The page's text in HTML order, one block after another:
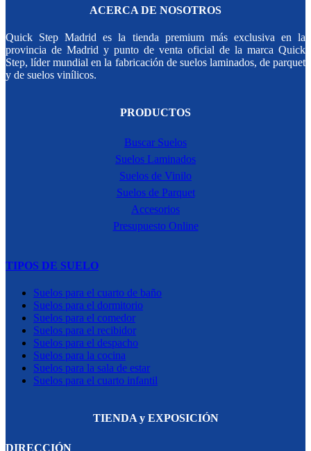
ACERCA DE NOSOTROS
Quick Step Madrid es la tienda premium más exclusiva en la
provincia de Madrid y punto de venta oficial de la marca Quick
Step, líder mundial en la fabricación de suelos laminados, de parquet
y de suelos vinílicos.
PRODUCTOS
Buscar Suelos
Suelos Laminados
Suelos de Vinilo
Suelos de Parquet
Accesorios
Presupuesto Online
TIPOS DE SUELO
Suelos para el cuarto de baño
Suelos para el dormitorio
Suelos para el comedor
Suelos para el recibidor
Suelos para el despacho
Suelos para la cocina
Suelos para la sala de estar
Suelos para el cuarto infantil
TIENDA y EXPOSICIÓN
DIRECCIÓN